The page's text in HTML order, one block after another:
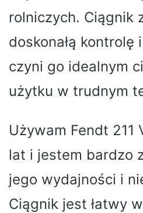
rolniczych. Ciągnik
doskonałą kontrolę
czyni go idealnym
użytku w trudnym
Używam Fendt 211
lat i jestem bardzo
jego wydajności i
Ciągnik jest łatwy